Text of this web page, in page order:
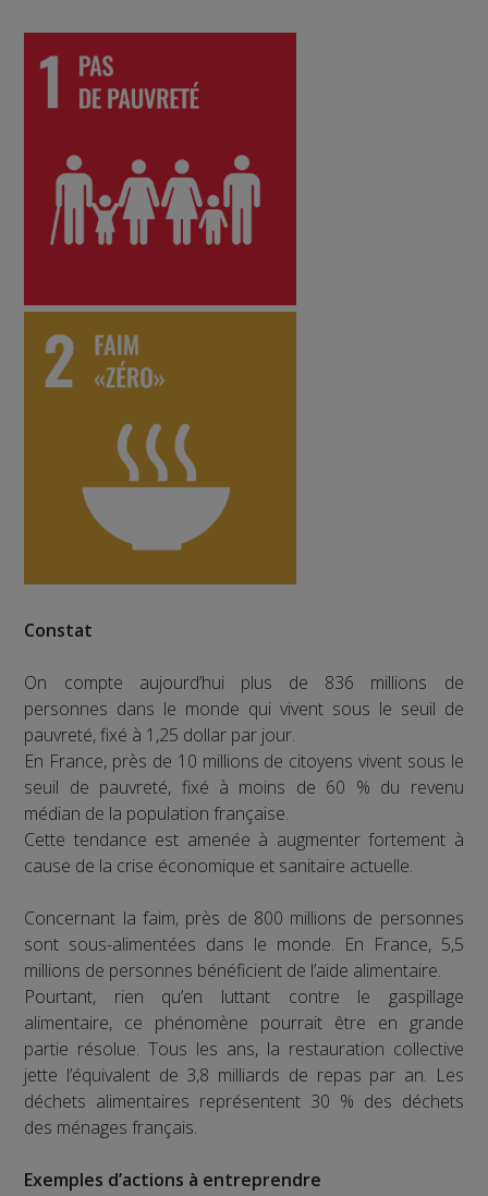
Constat
On compte aujourd’hui plus de 836 millions de
personnes dans le monde qui vivent sous le seuil de
pauvreté, fixé à 1,25 dollar par jour.
En France, près de 10 millions de citoyens vivent sous le
seuil de pauvreté, fixé à moins de 60 % du revenu
médian de la population française.
Cette tendance est amenée à augmenter fortement à
cause de la crise économique et sanitaire actuelle.
Concernant la faim, près de 800 millions de personnes
sont sous-alimentées dans le monde. En France, 5,5
millions de personnes bénéficient de l’aide alimentaire.
Pourtant, rien qu’en luttant contre le gaspillage
alimentaire, ce phénomène pourrait être en grande
partie résolue. Tous les ans, la restauration collective
jette l’équivalent de 3,8 milliards de repas par an. Les
déchets alimentaires représentent 30 % des déchets
des ménages français.
Exemples d’actions à entreprendre